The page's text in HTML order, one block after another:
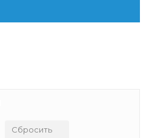
Сбросить